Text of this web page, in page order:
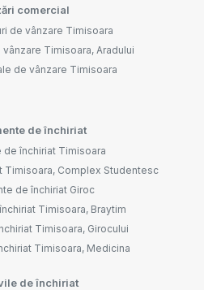
comercial
de vânzare Timisoara
Timisoara, Aradului
de vânzare Timisoara
de închiriat
de închiriat Timisoara
Timisoara, Complex Studentesc
de închiriat Giroc
Timisoara, Braytim
Timisoara, Girocului
Timisoara, Medicina
de închiriat